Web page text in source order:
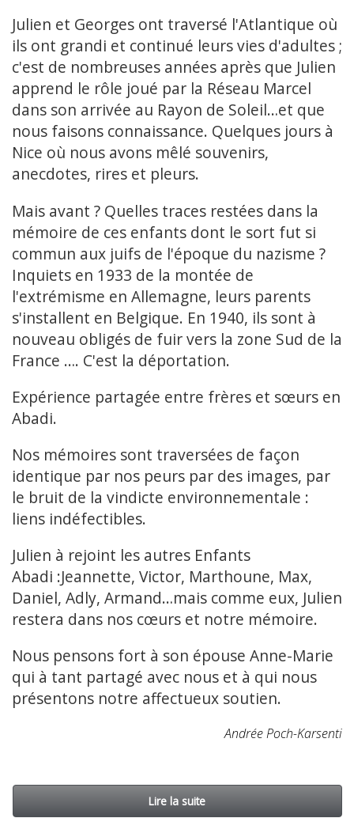
Julien et Georges ont traversé l'Atlantique où
ils ont grandi et continué leurs vies d'adultes ;
c'est de nombreuses années après que Julien
apprend le rôle joué par la Réseau Marcel
dans son arrivée au Rayon de Soleil…et que
nous faisons connaissance. Quelques jours à
Nice où nous avons mêlé souvenirs,
anecdotes, rires et pleurs.
Mais avant ? Quelles traces restées dans la
mémoire de ces enfants dont le sort fut si
commun aux juifs de l'époque du nazisme ?
Inquiets en 1933 de la montée de
l'extrémisme en Allemagne, leurs parents
s'installent en Belgique. En 1940, ils sont à
nouveau obligés de fuir vers la zone Sud de la
France …. C'est la déportation.
Expérience partagée entre frères et sœurs en
Abadi.
Nos mémoires sont traversées de façon
identique par nos peurs par des images, par
le bruit de la vindicte environnementale :
liens indéfectibles.
Julien à rejoint les autres Enfants
Abadi :Jeannette, Victor, Marthoune, Max,
Daniel, Adly, Armand…mais comme eux, Julien
restera dans nos cœurs et notre mémoire.
Nous pensons fort à son épouse Anne-Marie
qui à tant partagé avec nous et à qui nous
présentons notre affectueux soutien.
Andrée Poch-Karsenti
Lire la suite